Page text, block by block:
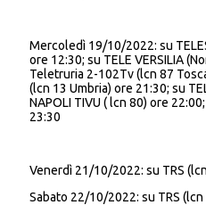
Mercoledì 19/10/2022: su
ore 12:30; su TELE VERSILIA
Teletruria 2-102Tv (lcn 87
(lcn 13 Umbria) ore 21:30; su
NAPOLI TIVU ( lcn 80) ore
23:30
Venerdì 21/10/2022: su TRS
Sabato 22/10/2022: su TRS